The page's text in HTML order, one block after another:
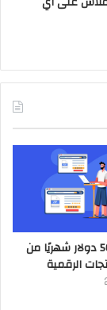
أسرار ربح 5000 دولار شهريًا من
الرقمية